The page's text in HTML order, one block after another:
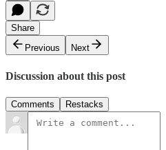
Share
Previous
Next
Discussion about this post
Comments Restacks